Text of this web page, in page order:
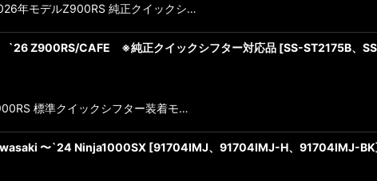
年モデルZ900RS 純正クイックシ…
Z900RS/CAFE ※純正クイックシフター対応品 [SS-ST2175B、
標準クイックシフター装着モ…
〜`24 Ninja1000SX [91704IMJ、91704IMJ-H、91704IMJ-BK